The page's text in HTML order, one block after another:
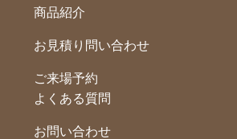
商品紹介
お見積り問い合わせ
ご来場予約
よくある質問
お問い合わせ